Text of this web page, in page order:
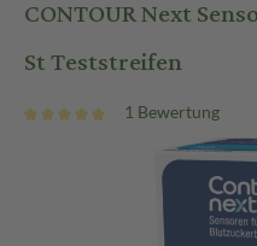
CONTOUR Next
St Teststreifen
1 Bewertung